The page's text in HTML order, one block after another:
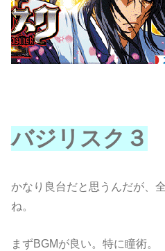
バジリスク３
かなり良台だと思うんだが、
ね。
まずBGMが良い。特に瞳術。